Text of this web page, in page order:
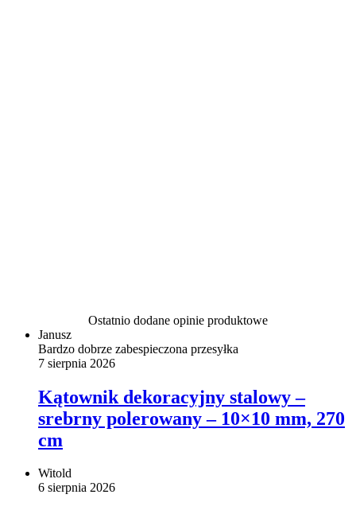
Ostatnio dodane opinie produktowe
Janusz
Bardzo dobrze zabespieczona przesyłka
7 sierpnia 2026
Kątownik dekoracyjny stalowy –
srebrny polerowany – 10×10 mm, 270
cm
Witold
6 sierpnia 2026